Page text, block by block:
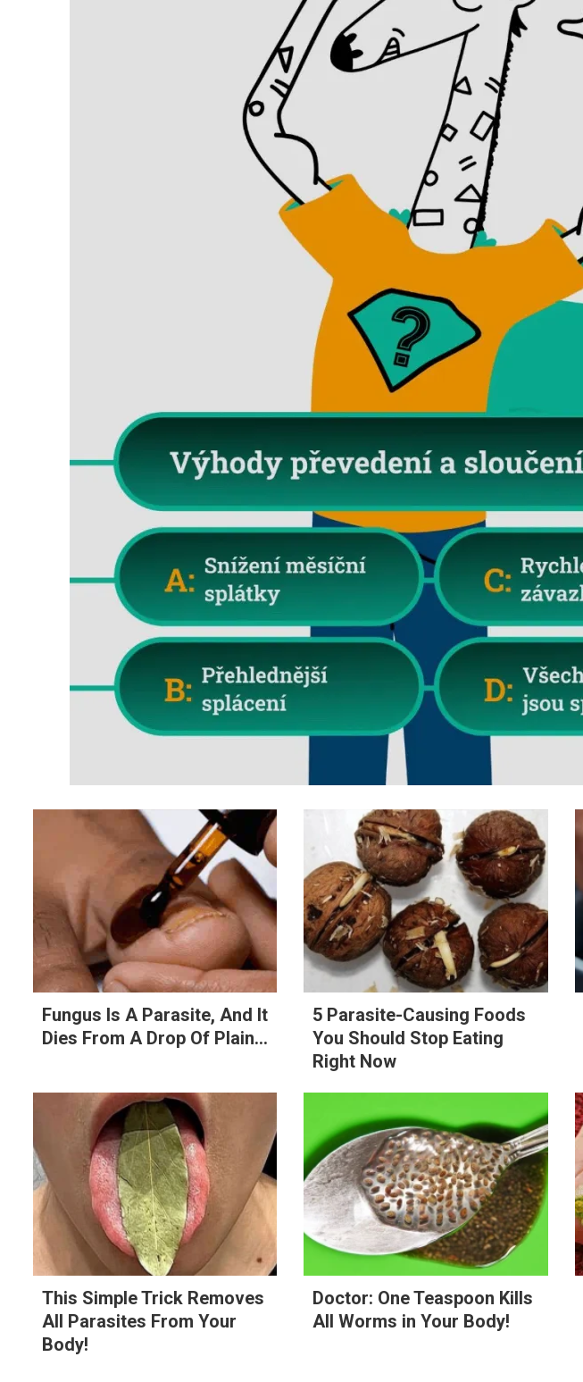
Fungus Is A Parasite, And It
Dies From A Drop Of Plain...
5 Parasite-Causing Foods
You Should Stop Eating
Right Now
This Simple Trick Removes
All Parasites From Your
Body!
Doctor: One Teaspoon Kills
All Worms in Your Body!